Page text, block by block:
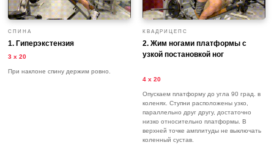
1. Гиперэкстензия
2. Жим ногами платформы с
узкой постановкой ног
Опускаем платформу до угла 90 град. в
коленях. Ступни расположены узко,
параллельно друг другу, достаточно
низко относительно платформы. В
верхней точке амплитуды не выключать
коленный сустав.
4 х 20
При наклоне спину держим ровно.
3 х 20
СПИНА КВАДРИЦЕПС